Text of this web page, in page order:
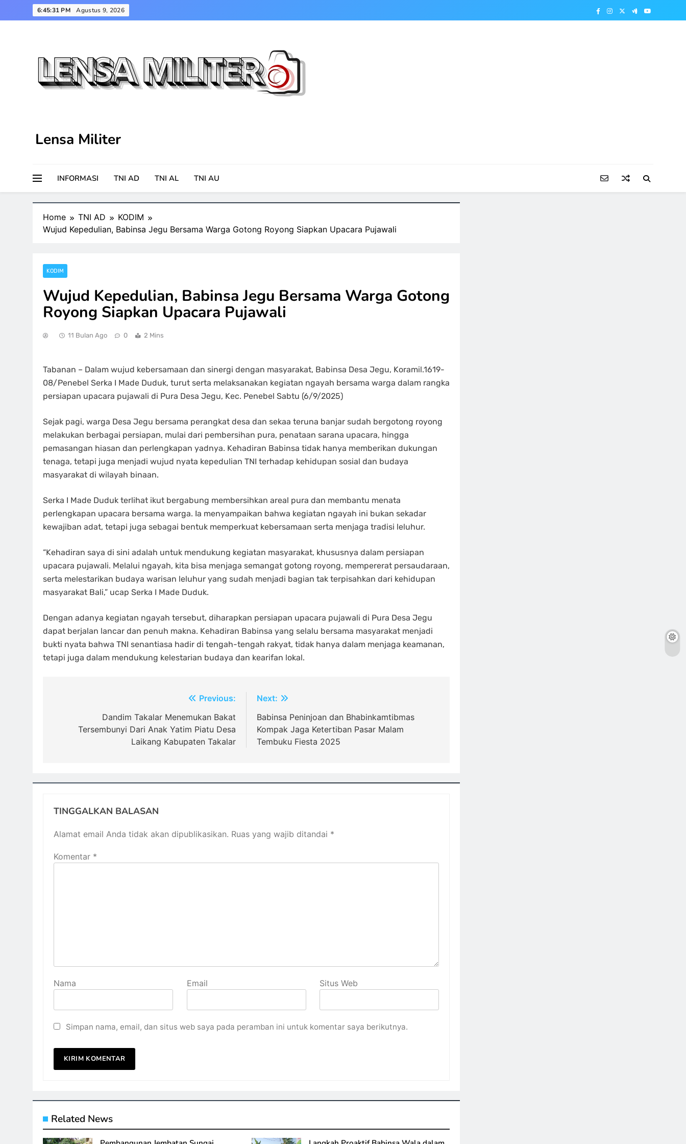
to
6:45:32 PM Agustus 9, 2026
Lensa Militer
INFORMASI TNI AD TNI AL TNI AU
Home TNI AD
KODIM
Wujud Kepedulian, Babinsa Jegu Bersama Warga Gotong Royong Siapkan Upacara Pujawali
KODIM
Wujud Kepedulian, Babinsa Jegu Bersama Warga Gotong
Royong Siapkan Upacara Pujawali
11 Bulan Ago 0 2 Mins
Tabanan – Dalam wujud kebersamaan dan sinergi dengan masyarakat, Babinsa Desa Jegu, Koramil.1619-
08/Penebel Serka I Made Duduk, turut serta melaksanakan kegiatan ngayah bersama warga dalam rangka
persiapan upacara pujawali di Pura Desa Jegu, Kec. Penebel Sabtu (6/9/2025)
Sejak pagi, warga Desa Jegu bersama perangkat desa dan sekaa teruna banjar sudah bergotong royong
melakukan berbagai persiapan, mulai dari pembersihan pura, penataan sarana upacara, hingga
pemasangan hiasan dan perlengkapan yadnya. Kehadiran Babinsa tidak hanya memberikan dukungan
tenaga, tetapi juga menjadi wujud nyata kepedulian TNI terhadap kehidupan sosial dan budaya
masyarakat di wilayah binaan.
Serka I Made Duduk terlihat ikut bergabung membersihkan areal pura dan membantu menata
perlengkapan upacara bersama warga. Ia menyampaikan bahwa kegiatan ngayah ini bukan sekadar
kewajiban adat, tetapi juga sebagai bentuk memperkuat kebersamaan serta menjaga tradisi leluhur.
“Kehadiran saya di sini adalah untuk mendukung kegiatan masyarakat, khususnya dalam persiapan
upacara pujawali. Melalui ngayah, kita bisa menjaga semangat gotong royong, mempererat persaudaraan,
serta melestarikan budaya warisan leluhur yang sudah menjadi bagian tak terpisahkan dari kehidupan
masyarakat Bali,” ucap Serka I Made Duduk.
Dengan adanya kegiatan ngayah tersebut, diharapkan persiapan upacara pujawali di Pura Desa Jegu
dapat berjalan lancar dan penuh makna. Kehadiran Babinsa yang selalu bersama masyarakat menjadi
bukti nyata bahwa TNI senantiasa hadir di tengah-tengah rakyat, tidak hanya dalam menjaga keamanan,
tetapi juga dalam mendukung kelestarian budaya dan kearifan lokal.
Previous:
Dandim Takalar Menemukan Bakat
Tersembunyi Dari Anak Yatim Piatu Desa
Laikang Kabupaten Takalar
Next:
Babinsa Peninjoan dan Bhabinkamtibmas
Kompak Jaga Ketertiban Pasar Malam
Tembuku Fiesta 2025
TINGGALKAN BALASAN
Alamat email Anda tidak akan dipublikasikan. Ruas yang wajib ditandai *
Komentar *
Nama Email Situs Web
Simpan nama, email, dan situs web saya pada peramban ini untuk komentar saya berikutnya.
Related News